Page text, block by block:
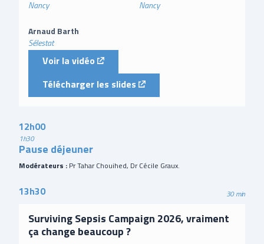
Nancy
Nancy
Arnaud Barth
Sélestat
Voir la vidéo(external link)
Télécharger les slides
(external link)
12h00
1h30
Pause déjeuner
Modérateurs : Pr Tahar Chouihed, Dr Cécile Graux.
13h30 30 min
Surviving Sepsis Campaign 2026, vraiment
ça change beaucoup ?